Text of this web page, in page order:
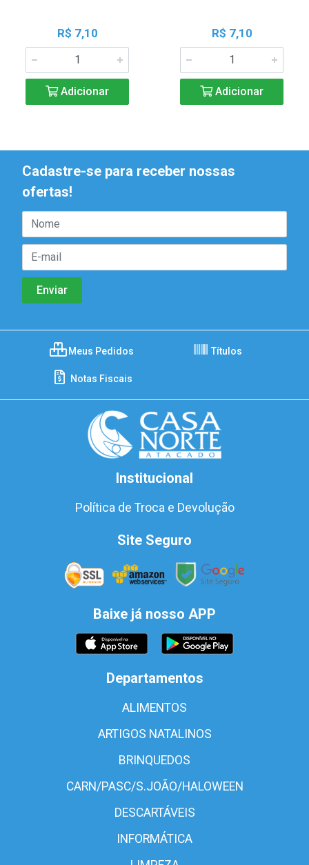
R$ 7,10
Adicionar
R$ 7,10
Adicionar
Cadastre-se para receber nossas
ofertas!
Meus Pedidos Títulos
Notas Fiscais
Institucional
Política de Troca e Devolução
Site Seguro
Baixe já nosso APP
Departamentos
ALIMENTOS
ARTIGOS NATALINOS
BRINQUEDOS
CARN/PASC/S.JOÃO/HALOWEEN
DESCARTÁVEIS
INFORMÁTICA